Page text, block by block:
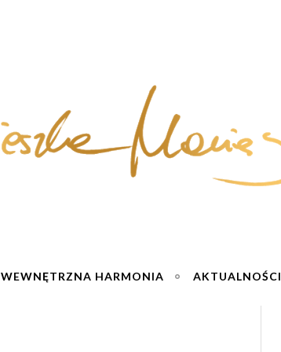
WEWNĘTRZNA HARMONIA AKTUALNOŚCI